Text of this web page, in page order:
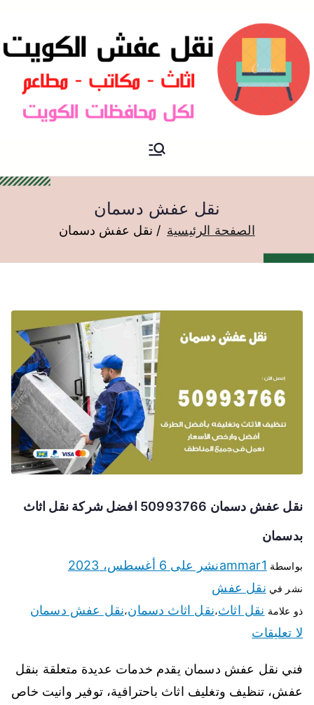
نقل عفش الكويت
نقل عفش دسمان
الصفحة الرئيسية نقل عفش دسمان
نقل عفش دسمان 50993766 افضل شركة نقل اثاث
بدسمان
بواسطة ammar1نشر على 6 أغسطس، 2023
نشر في نقل عفش
ذو علامة نقل اثاث،نقل اثاث دسمان،نقل عفش دسمان
لا تعليقات
فني نقل عفش دسمان يقدم خدمات عديدة متعلقة بنقل
عفش، تنظيف وتغليف اثاث باحترافية، توفير وانيت خاص